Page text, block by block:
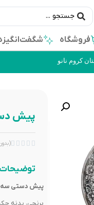
فروشگاه
کروم نانو
پیش





پیش دستی سه